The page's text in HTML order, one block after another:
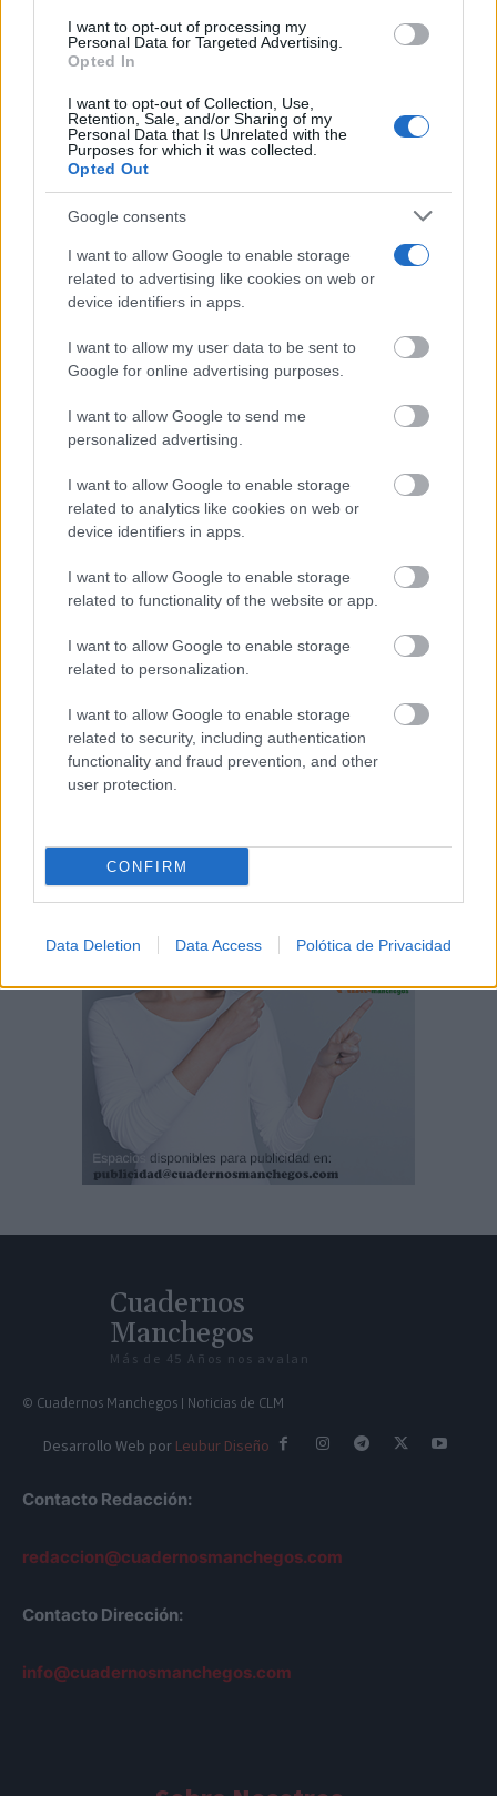
use your data for below specified purposes in below Google
consent section.
I want to opt-out of processing my
Personal Data for Targeted Advertising.
Opted In
I want to opt-out of Collection, Use,
Retention, Sale, and/or Sharing of my
Personal Data that Is Unrelated with the
Purposes for which it was collected.
Opted Out
Google consents
I want to allow Google to enable storage
related to advertising like cookies on web or
device identifiers in apps.
I want to allow my user data to be sent to
Google for online advertising purposes.
I want to allow Google to send me
personalized advertising.
I want to allow Google to enable storage
related to analytics like cookies on web or
device identifiers in apps.
I want to allow Google to enable storage
related to functionality of the website or app.
I want to allow Google to enable storage
related to personalization.
I want to allow Google to enable storage
related to security, including authentication
functionality and fraud prevention, and other
user protection.
CONFIRM
Data Deletion Data Access Polótica de Privacidad
Últimas noticias
especial en Cuenca para evitar
incendios forestales y velar por
la seguridad durante el eclipse de
sol
07/08/2026
Mancha LEADER impulsa la
igualdad y el desarrollo rural a
través del deporte femenino
07/08/2026
La Junta respalda el proceso de
Molina-Alto Tajo como
Geoparque Mundial de la
UNESCO
Jesús Sánchez Rivas presenta
hoy en Valdepeñas el poemario
editado por el Grupo Oretania
07/08/2026
ASAJA Ciudad Real defiende una
tendencia alcista del precio del
Cuadernos
Manchegos
Más de 45 Años nos avalan
© Cuadernos Manchegos | Noticias de CLM
Desarrollo Web por Leubur Diseño
Contacto Redacción:
redaccion@cuadernosmanchegos.com
Contacto Dirección:
info@cuadernosmanchegos.com